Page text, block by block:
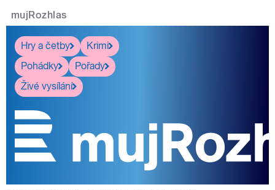
mujRozhlas
Hry a četby
Krimi
Pohádky
Pořady
Živé vysílání